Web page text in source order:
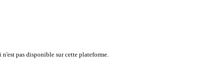
pas disponible sur cette plateforme.